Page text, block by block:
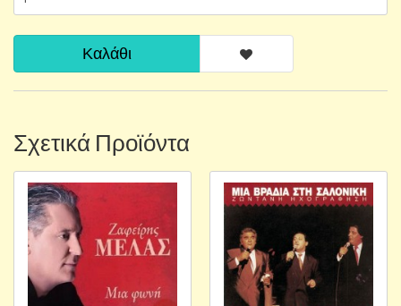
Καλάθι
Σχετικά Προϊόντα